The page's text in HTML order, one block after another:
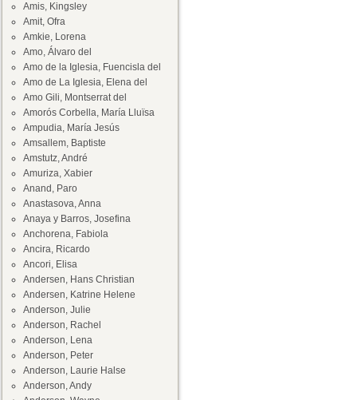
Amis, Kingsley
Amit, Ofra
Amkie, Lorena
Amo, Álvaro del
Amo de la Iglesia, Fuencisla del
Amo de La Iglesia, Elena del
Amo Gili, Montserrat del
Amorós Corbella, María Lluïsa
Ampudia, María Jesús
Amsallem, Baptiste
Amstutz, André
Amuriza, Xabier
Anand, Paro
Anastasova, Anna
Anaya y Barros, Josefina
Anchorena, Fabiola
Ancira, Ricardo
Ancori, Elisa
Andersen, Hans Christian
Andersen, Katrine Helene
Anderson, Julie
Anderson, Rachel
Anderson, Lena
Anderson, Peter
Anderson, Laurie Halse
Anderson, Andy